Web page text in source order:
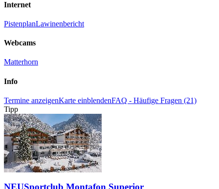
Internet
PistenplanLawinenbericht
Webcams
Matterhorn
Info
Termine anzeigenKarte einblendenFAQ - Häufige Fragen (21)
Tipp
NEUSportclub Montafon Superior